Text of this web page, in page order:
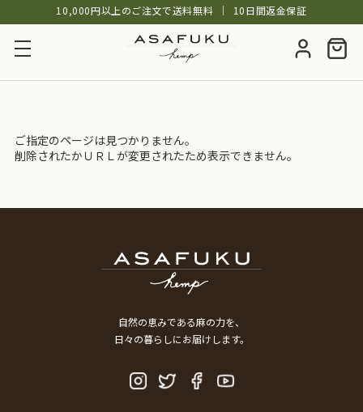
10,000円以上のご注文で送料無料 │ 10日間返金保証
ご指定のページは見つかりません。
削除されたかＵＲＬが変更されたため表示できません。
自然の恵みである麻の力を、
日々の暮らしにお届けします。